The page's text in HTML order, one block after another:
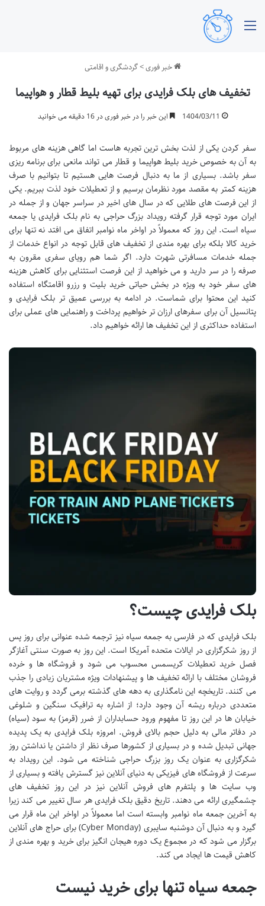
خبر فوری>گردشگری و اقامتی
تخفیف های بلک فرایدی برای تهیه بلیط قطار و هواپیما
1404/03/11 این خبر را در خبر فوری در 16 دقیقه می خوانید
سفر کردن یکی از لذت بخش ترین تجربه هاست اما گاهی هزینه های مربوط
به آن به خصوص خرید بلیط هواپیما و قطار می تواند مانعی برای برنامه ریزی
سفر باشد. بسیاری از ما به دنبال فرصت هایی هستیم تا بتوانیم با صرف
هزینه کمتر به مقصد مورد نظرمان برسیم و از تعطیلات خود لذت ببریم. یکی
از این فرصت های طلایی که در سال های اخیر در سراسر جهان و از جمله در
ایران مورد توجه قرار گرفته رویداد بزرگ حراجی به نام بلک فرایدی یا جمعه
سیاه است. این روز که معمولاً در اواخر ماه نوامبر اتفاق می افتد نه تنها برای
خرید کالا بلکه برای بهره مندی از تخفیف های قابل توجه در انواع خدمات از
جمله خدمات مسافرتی شهرت دارد. اگر شما هم رویای سفری مقرون به
صرفه را در سر دارید و می خواهید از این فرصت استثنایی برای کاهش هزینه
های سفر خود به ویژه در بخش حیاتی خرید بلیت و رزرو اقامتگاه استفاده
کنید این محتوا برای شماست. در ادامه به بررسی عمیق تر بلک فرایدی و
پتانسیل آن برای سفرهای ارزان تر خواهیم پرداخت و راهنمایی های عملی برای
استفاده حداکثری از این تخفیف ها ارائه خواهیم داد.
بلک فرایدی چیست؟
بلک فرایدی که در فارسی به جمعه سیاه نیز ترجمه شده عنوانی برای روز پس
از روز شکرگزاری در ایالات متحده آمریکا است. این روز به صورت سنتی آغازگر
فصل خرید تعطیلات کریسمس محسوب می شود و فروشگاه ها و خرده
فروشان مختلف با ارائه تخفیف ها و پیشنهادات ویژه مشتریان زیادی را جذب
می کنند. تاریخچه این نامگذاری به دهه های گذشته برمی گردد و روایت های
متعددی درباره ریشه آن وجود دارد؛ از اشاره به ترافیک سنگین و شلوغی
خیابان ها در این روز تا مفهوم ورود حسابداران از ضرر (قرمز) به سود (سیاه)
در دفاتر مالی به دلیل حجم بالای فروش. امروزه بلک فرایدی به یک پدیده
جهانی تبدیل شده و در بسیاری از کشورها صرف نظر از داشتن یا نداشتن روز
شکرگزاری به عنوان یک روز بزرگ حراجی شناخته می شود. این رویداد به
سرعت از فروشگاه های فیزیکی به دنیای آنلاین نیز گسترش یافته و بسیاری از
وب سایت ها و پلتفرم های فروش آنلاین نیز در این روز تخفیف های
چشمگیری ارائه می دهند. تاریخ دقیق بلک فرایدی هر سال تغییر می کند زیرا
به آخرین جمعه ماه نوامبر وابسته است اما معمولاً در اواخر این ماه قرار می
گیرد و به دنبال آن دوشنبه سایبری (Cyber Monday) برای حراج های آنلاین
برگزار می شود که در مجموع یک دوره هیجان انگیز برای خرید و بهره مندی از
کاهش قیمت ها ایجاد می کند.
جمعه سیاه تنها برای خرید نیست